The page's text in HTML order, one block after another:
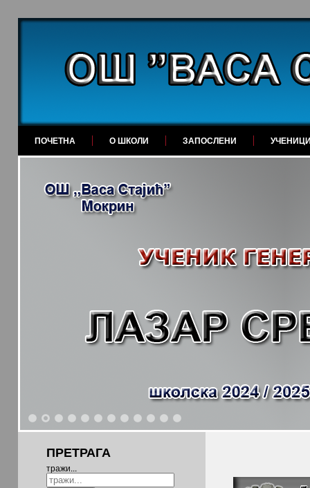
ПОЧЕТНА О ШКОЛИ ЗАПОСЛЕНИ
ПРЕТРАГА
тражи...